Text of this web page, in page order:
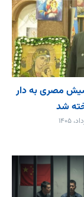
مصری به دار
شد